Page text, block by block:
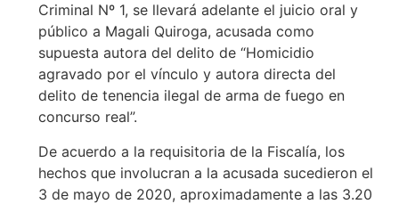
Criminal Nº 1, se llevará adelante el juicio oral y
público a Magali Quiroga, acusada como
supuesta autora del delito de “Homicidio
agravado por el vínculo y autora directa del
delito de tenencia ilegal de arma de fuego en
concurso real”.
De acuerdo a la requisitoria de la Fiscalía, los
hechos que involucran a la acusada sucedieron el
3 de mayo de 2020, aproximadamente a las 3.20